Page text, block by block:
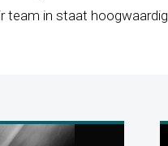
team in staat